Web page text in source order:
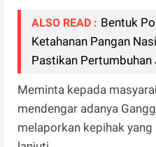
ALSO READ : Bentuk
Ketahanan Pangan
Pastikan Pertumbuhan
Meminta kepada
mendengar adanya
melaporkan kepihak